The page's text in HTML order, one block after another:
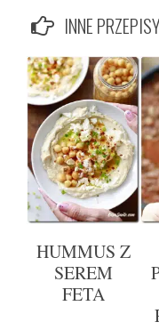
INNE
HUMMUS Z
SEREM
FETA